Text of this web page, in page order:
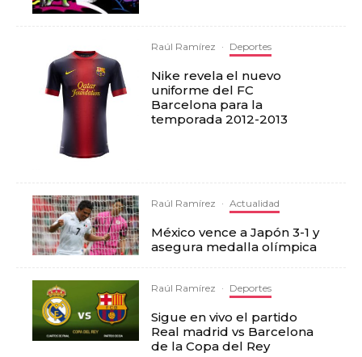
Raúl Ramírez · Deportes
Nike revela el nuevo
uniforme del FC
Barcelona para la
temporada 2012-2013
Raúl Ramírez · Actualidad
México vence a Japón 3-1 y
asegura medalla olímpica
Raúl Ramírez · Deportes
Sigue en vivo el partido
Real madrid vs Barcelona
de la Copa del Rey